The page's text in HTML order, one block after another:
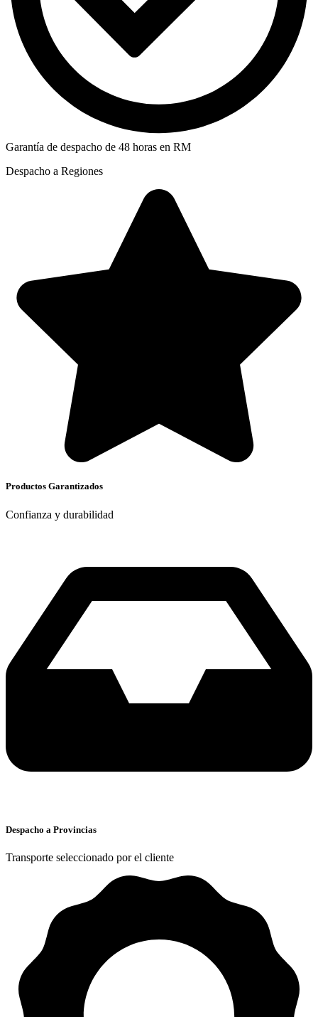
Garantía de despacho de 48 horas en RM
Despacho a Regiones
Productos Garantizados
Confianza y durabilidad
Despacho a Provincias
Transporte seleccionado por el cliente